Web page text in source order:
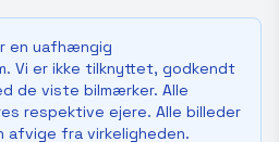
en uafhængig
Vi er ikke tilknyttet, godkendt
de viste bilmærker. Alle
respektive ejere. Alle billeder
afvige fra virkeligheden.